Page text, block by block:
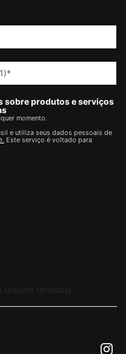
*
sobre produtos e serviços
momento.​
e utiliza seus dados pessoais de
Este serviço é voltado para
(exceto feriados)